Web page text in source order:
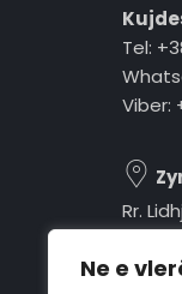
Ne e
Tel:
Viber:
Rr.
Pejë,